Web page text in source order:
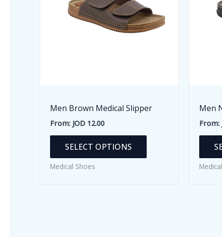
Men Brown Medical Slipper
From: JOD 12.00
SELECT OPTIONS
This
Medical Shoes
Men
From: